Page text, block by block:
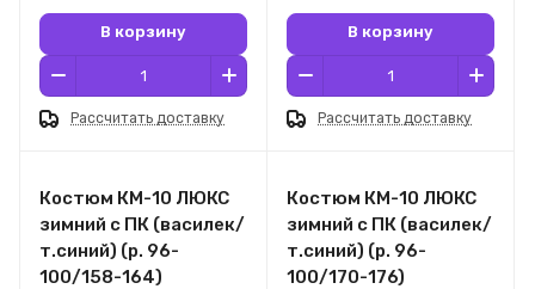
В корзину
Рассчитать доставку
В корзину
Рассчитать доставку
Костюм КМ-10 ЛЮКС
зимний c ПК (василек/
т.синий) (р. 96-
100/158-164)
Костюм КМ-10 ЛЮКС
зимний c ПК (василек/
т.синий) (р. 96-
100/170-176)